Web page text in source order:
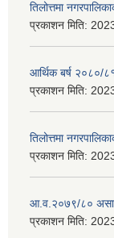
तिलोत्तमा
प्रकाशन मिति:
आर्थिक बर्ष २०८०/
प्रकाशन मिति:
तिलोत्तमा
प्रकाशन मिति:
आ.व.२०७९/८०
प्रकाशन मिति: